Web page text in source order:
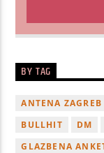
BY TAG
ANTENA ZAGREB
BULLHIT
DM
GLAZBENA